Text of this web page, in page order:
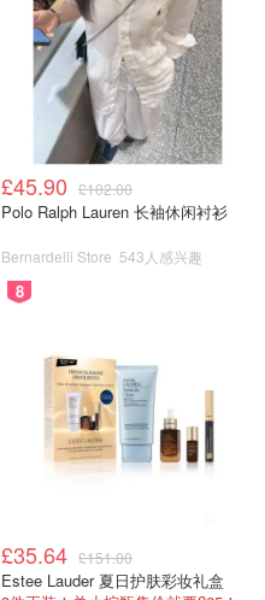
£45.90 £102.00
Polo Ralph Lauren 长袖休闲衬衫
Bernardelli Store 543人感兴趣
8
£35.64 £151.00
Estee Lauder 夏日护肤彩妆礼盒